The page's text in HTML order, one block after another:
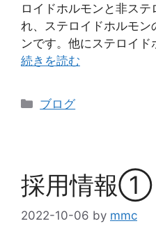
ロイドホルモンと非ス
れ、ステロイドホルモ
ンです。他にステロイ
続きを読む
ブログ
採用情報①
2022-10-06 by mmc